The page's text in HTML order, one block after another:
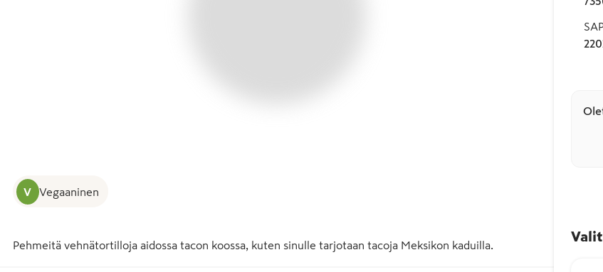
V Vegaaninen
Pehmeitä vehnätortilloja aidossa tacon koossa, kuten sinulle tarjotaan tacoja Meksikon kaduilla.